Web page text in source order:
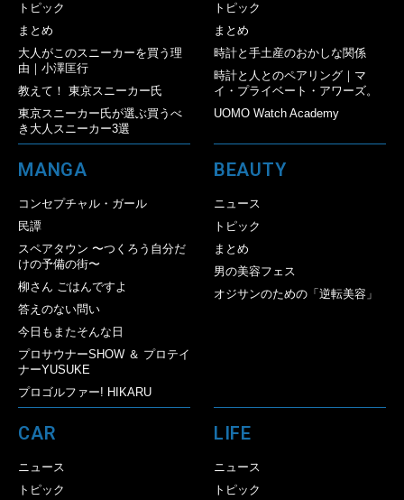
トピック
まとめ
大人がこのスニーカーを買う理
由｜小澤匡行
教えて！ 東京スニーカー氏
東京スニーカー氏が選ぶ買うべ
き大人スニーカー3選
トピック
まとめ
時計と手土産のおかしな関係
時計と人とのペアリング｜マ
イ・プライベート・アワーズ。
UOMO Watch Academy
MANGA
コンセプチャル・ガール
民譚
スペアタウン 〜つくろう自分だ
けの予備の街〜
柳さん ごはんですよ
答えのない問い
今日もまたそんな日
プロサウナーSHOW ＆ プロテイ
ナーYUSUKE
プロゴルファー! HIKARU
BEAUTY
ニュース
トピック
まとめ
男の美容フェス
オジサンのための「逆転美容」
CAR
ニュース
トピック
LIFE
ニュース
トピック